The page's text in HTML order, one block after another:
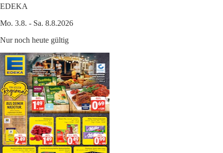
EDEKA
Mo. 3.8. - Sa. 8.8.2026
Nur noch heute gültig